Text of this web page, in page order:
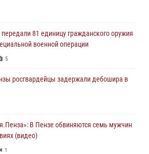
81 единицу гражданского оружия
военной операции
5
росгвардейцы задержали дебошира в
В Пензе обвиняются семь мужчин
(видео)
1